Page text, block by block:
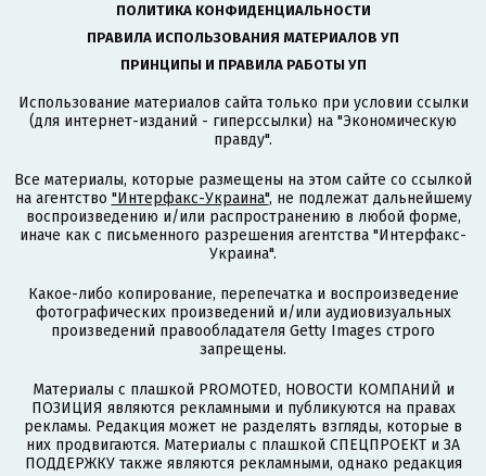
ПОЛИТИКА КОНФИДЕНЦИАЛЬНОСТИ
ПРАВИЛА ИСПОЛЬЗОВАНИЯ МАТЕРИАЛОВ УП
ПРИНЦИПЫ И ПРАВИЛА РАБОТЫ УП
Использование материалов сайта только при условии ссылки
(для интернет-изданий - гиперссылки) на "Экономическую
правду".
Все материалы, которые размещены на этом сайте со ссылкой
на агентство "Интерфакс-Украина", не подлежат дальнейшему
воспроизведению и/или распространению в любой форме,
иначе как с письменного разрешения агентства "Интерфакс-
Украина".
Какое-либо копирование, перепечатка и воспроизведение
фотографических произведений и/или аудиовизуальных
произведений правообладателя Getty Images строго
запрещены.
Материалы с плашкой PROMOTED, НОВОСТИ КОМПАНИЙ и
ПОЗИЦИЯ являются рекламными и публикуются на правах
рекламы. Редакция может не разделять взгляды, которые в
них продвигаются. Материалы с плашкой СПЕЦПРОЕКТ и ЗА
ПОДДЕРЖКУ также являются рекламными, однако редакция